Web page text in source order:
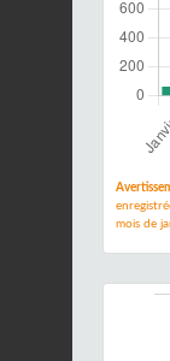
mois de